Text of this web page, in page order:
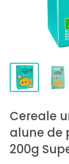
Cereale
alune de
200g